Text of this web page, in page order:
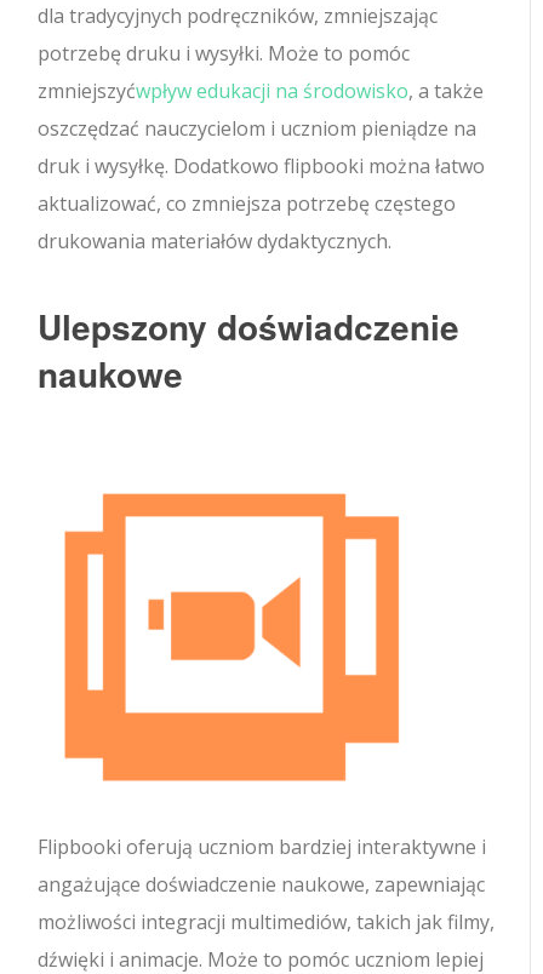
dla tradycyjnych podręczników, zmniejszając
potrzebę druku i wysyłki. Może to pomóc
zmniejszyćwpływ edukacji na środowisko, a także
oszczędzać nauczycielom i uczniom pieniądze na
druk i wysyłkę. Dodatkowo flipbooki można łatwo
aktualizować, co zmniejsza potrzebę częstego
drukowania materiałów dydaktycznych.
Ulepszony doświadczenie
naukowe
Flipbooki oferują uczniom bardziej interaktywne i
angażujące doświadczenie naukowe, zapewniając
możliwości integracji multimediów, takich jak filmy,
dźwięki i animacje. Może to pomóc uczniom lepiej